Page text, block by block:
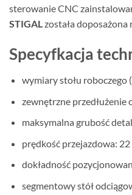
sterowanie CNC
STIGALzostała
Specyfkacja
wymiary stołu roboczego
zewnętrzne przedłużenie
maksymalna grubość
prędkość przejazdowa:
dokładność
segmentowy stół